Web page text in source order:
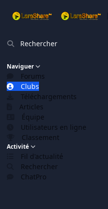
Rechercher
Naviguer
Forums
Clubs
Téléchargements
Articles
Équipe
Utilisateurs en ligne
Classement
Activité
Fil d'actualité
Rechercher
ChatPro